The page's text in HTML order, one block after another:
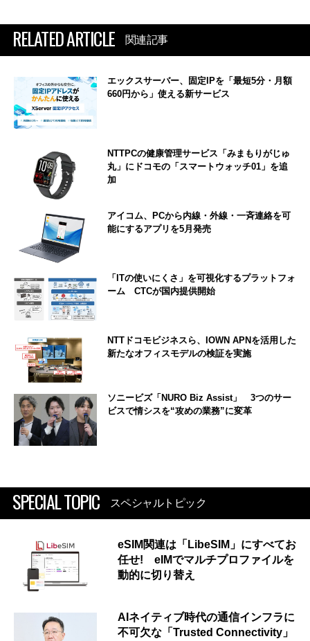
RELATED ARTICLE 関連記事
エックスサーバー、固定IPを「最短5分・月額
660円から」使える新サービス
NTTPCの健康管理サービス「みまもりがじゅ
丸」にドコモの「スマートウォッチ01」を追
加
アイコム、PCから内線・外線・一斉連絡を可
能にするアプリを5月発売
「ITの使いにくさ」を可視化するプラットフォ
ーム CTCが国内提供開始
NTTドコモビジネスら、IOWN APNを活用した
新たなオフィスモデルの検証を実施
ソニービズ「NURO Biz Assist」 3つのサー
ビスで情シスを“攻めの業務”に変革
SPECIAL TOPIC スペシャルトピック
eSIM関連は「LibeSIM」にすべてお
任せ! eIMでマルチプロファイルを
動的に切り替え
AIネイティブ時代の通信インフラに
不可欠な「Trusted Connectivity」